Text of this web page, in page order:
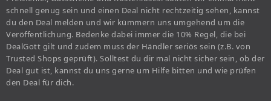
schnell genug sein und einen Deal nicht rechtzeitig sehen, kannst
du den Deal melden und wir kümmern uns umgehend um die
Veröffentlichung. Bedenke dabei immer die 10% Regel, die bei
DealGott gilt und zudem muss der Händler seriös sein (z.B. von
Trusted Shops geprüft). Solltest du dir mal nicht sicher sein, ob der
Deal gut ist, kannst du uns gerne um Hilfe bitten und wie prüfen
den Deal für dich.